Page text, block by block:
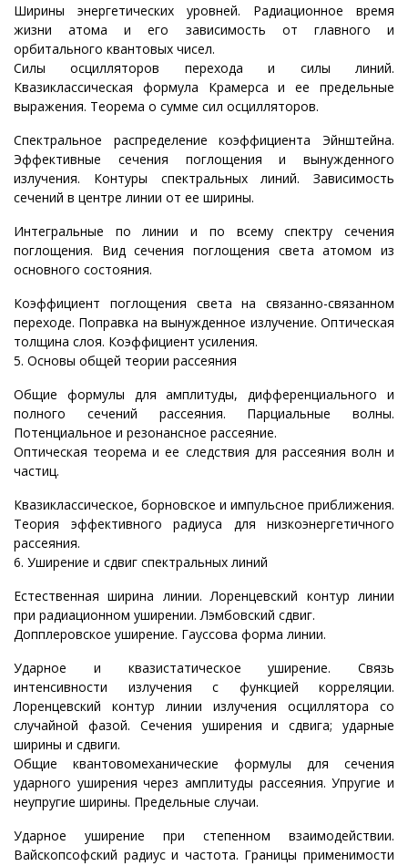
Ширины энергетических уровней. Радиационное время
жизни атома и его зависимость от главного и
орбитального квантовых чисел.
Cилы осцилляторов перехода и силы линий.
Квазиклассическая формула Крамерса и ее предельные
выражения. Теорема о сумме сил осцилляторов.
Спектральное распределение коэффициента Эйнштейна.
Эффективные сечения поглощения и вынужденного
излучения. Контуры спектральных линий. Зависимость
сечений в центре линии от ее ширины.
Интегральные по линии и по всему спектру сечения
поглощения. Вид сечения поглощения света атомом из
основного состояния.
Коэффициент поглощения света на связанно-связанном
переходе. Поправка на вынужденное излучение. Оптическая
толщина слоя. Коэффициент усиления.
5. Основы общей теории рассеяния
Общие формулы для амплитуды, дифференциального и
полного сечений рассеяния. Парциальные волны.
Потенциальное и резонансное рассеяние.
Оптическая теорема и ее следствия для рассеяния волн и
частиц.
Квазиклассическое, борновское и импульсное приближения.
Теория эффективного радиуса для низкоэнергетичного
рассеяния.
6. Уширение и сдвиг спектральных линий
Естественная ширина линии. Лоренцевский контур линии
при радиационном уширении. Лэмбовский сдвиг.
Допплеровское уширение. Гауссова форма линии.
Ударное и квазистатическое уширение. Связь
интенсивности излучения с функцией корреляции.
Лоренцевский контур линии излучения осциллятора со
случайной фазой. Сечения уширения и сдвига; ударные
ширины и сдвиги.
Общие квантовомеханические формулы для сечения
ударного уширения через амплитуды рассеяния. Упругие и
неупругие ширины. Предельные случаи.
Ударное уширение при степенном взаимодействии.
Вайскопсофский радиус и частота. Границы применимости